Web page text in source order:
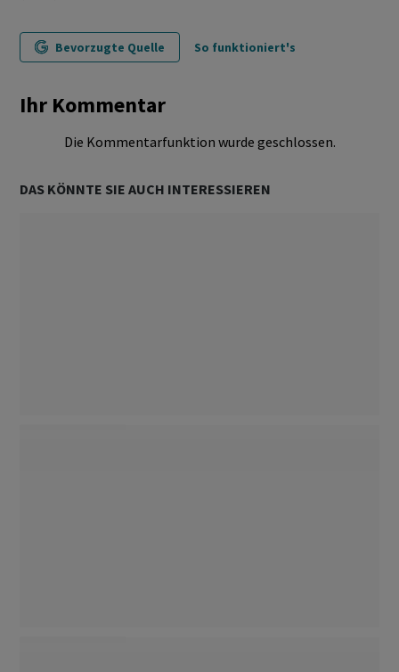
Bevorzugte Quelle So funktioniert's
Ihr Kommentar
Die Kommentarfunktion wurde geschlossen.
DAS KÖNNTE SIE AUCH INTERESSIEREN